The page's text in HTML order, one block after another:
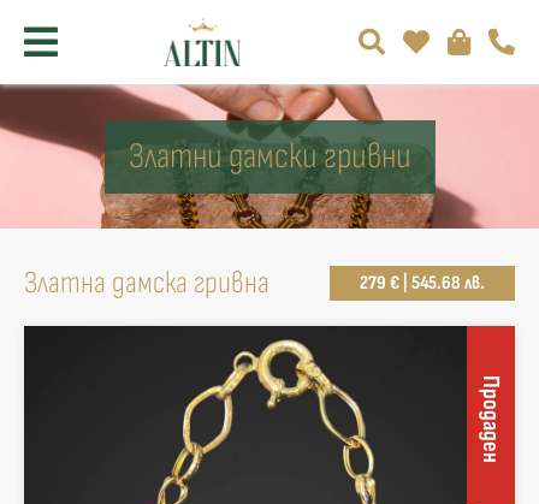
Златни дамски гривни
Златна дамска гривна 279 € | 545.68 лв.
Продаден